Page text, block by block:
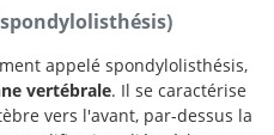
appelé spondylolisthésis,
vertébrale. Il se caractérise
vers l'avant, par-dessus la
Recherche